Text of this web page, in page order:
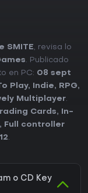
SMITE, revisa lo
. Publicado
en PC: 08 sept
Play, Indie, RPG,
Multiplayer.
Cards,
In-
,
Full controller
.
o CD Key